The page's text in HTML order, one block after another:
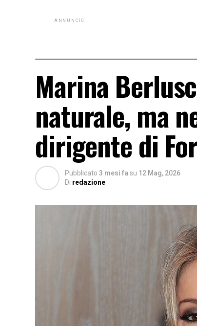
ANNUNCIO
Marina
naturale, ma
dirigente di
Pubblicato 3 mesi fa su 12 Mag, 2026
Di redazione